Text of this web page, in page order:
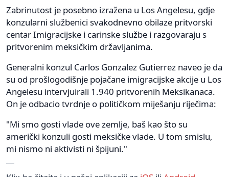
Zabrinutost je posebno izražena u Los Angelesu, gdje
konzularni službenici svakodnevno obilaze pritvorski
centar Imigracijske i carinske službe i razgovaraju s
pritvorenim meksičkim državljanima.
Generalni konzul Carlos Gonzalez Gutierrez naveo je da
su od prošlogodišnje pojačane imigracijske akcije u Los
Angelesu intervjuirali 1.940 pritvorenih Meksikanaca.
On je odbacio tvrdnje o političkom miješanju riječima:
"Mi smo gosti vlade ove zemlje, baš kao što su
američki konzuli gosti meksičke vlade. U tom smislu,
mi nismo ni aktivisti ni špijuni."